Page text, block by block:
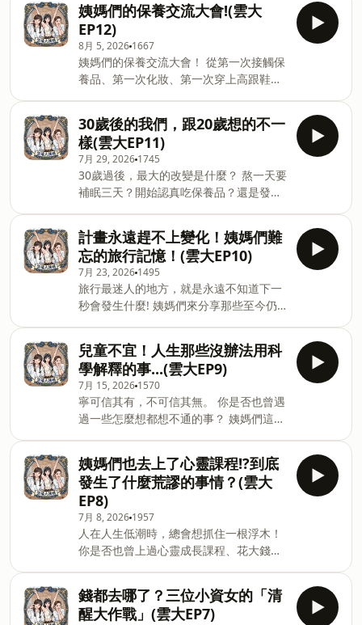
姨媽們的保養交流大會!(雲大
EP12)
8月 5, 2026 1667
姨媽們的保養交流大會！ 從第一次接觸保
養品、第一次化妝、第一次穿上高跟鞋，
保養愛用品、運動小習慣、飲食、睡眠，
以及如何照顧自己的身體與心情。 來輕鬆
聊聊吧！ -- Hosting provided by
SoundOn
30歲後的我們，跟20歲想的不一
樣(雲大EP11)
7月 29, 2026 1745
30歲過後，最大的改變是什麼？ 熬一天要
補眠三天？開始認真吃保養品？還是發現
化，心態、甚至對人生的看法～姨媽們一
起分享30歲後最有感的改變！ -- Hosting
provided by SoundOn
計畫永遠趕不上變化！姨媽們難
忘的旅行記憶！(雲大EP10)
7月 23, 2026 1495
旅行最迷人的地方，就是永遠不知道下一
秒會發生什麼! 姨媽們來分享那些至今仍
街頭遇上搶匪、入住可怕的背包客棧… 旅
行不只是看風景，更是在意外中學會應
變、成長，留下一輩子都說不完的回憶。
如果你也曾在旅行中遇過驚險、爆笑或超
離譜的經歷，歡迎留言和我們分享，一起
聊聊那些計畫永遠趕不上變化的旅行故
事！ -- Hosting provided by SoundOn
兒童不宜！人生那些沒辦法用科
學解釋的事...(雲大EP9)
7月 15, 2026 1570
寧可信其有，不可信其無。 你是否也曾遇
過一些怎麼想都想不通的事？ 姨媽們這集
到答案的瞬間、有些讓人頭皮發麻，有些
則意外的感到溫馨！？ ⚠️本集膽小者請斟
酌收聽。 -- Hosting provided by
SoundOn
姨媽們也去上了心靈課程!?到底
發生了什麼荒謬的事情？(雲大
EP8)
7月 8, 2026 1957
人在人生低潮時，總會想抓住一根浮木！
你是否也曾上過心靈成長課程、花大錢去
心靈真的得到救贖了嗎？ 今天三位姨媽來
分享她們那些「尬電」又真實的故事，聊
聊在低潮時，曾經相信過的一切。 --
錢都去哪了？三位小資女的「清
醒大作戰」(雲大EP7)